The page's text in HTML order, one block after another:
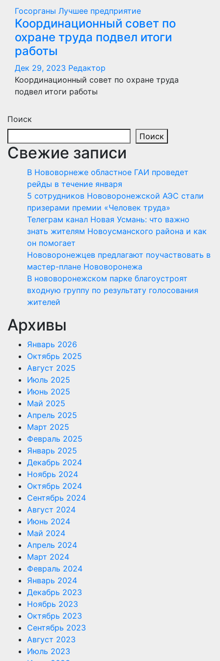
Госорганы Лучшее предприятие
Координационный совет по
охране труда подвел итоги
работы
Дек 29, 2023 Редактор
Координационный совет по охране труда
подвел итоги работы
Поиск
Поиск
Свежие записи
В Нововорнеже областное ГАИ проведет
рейды в течение января
5 сотрудников Нововоронежской АЭС стали
призерами премии «Человек труда»
Телеграм канал Новая Усмань: что важно
знать жителям Новоусманского района и как
он помогает
Нововоронежцев предлагают поучаствовать в
мастер-плане Нововоронежа
В нововоронежском парке благоустроят
входную группу по результату голосования
жителей
Архивы
Январь 2026
Октябрь 2025
Август 2025
Июль 2025
Июнь 2025
Май 2025
Апрель 2025
Март 2025
Февраль 2025
Январь 2025
Декабрь 2024
Ноябрь 2024
Октябрь 2024
Сентябрь 2024
Август 2024
Июнь 2024
Май 2024
Апрель 2024
Март 2024
Февраль 2024
Январь 2024
Декабрь 2023
Ноябрь 2023
Октябрь 2023
Сентябрь 2023
Август 2023
Июль 2023